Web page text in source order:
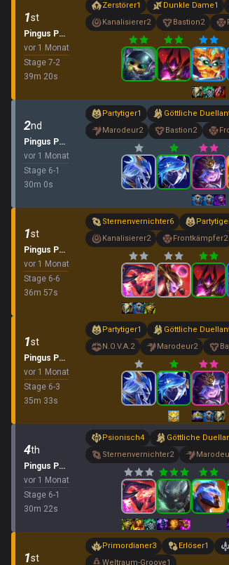
1st
Pingus Party
vor 1 Monat
Stage 7-2
39m 20s
Zerstörer1 Dunkle Dame1
Kanalisierer2 Bastion2
2nd
Pingus Party
vor 1 Monat
Stage 6-1
30m 0s
Partytiger1 Göttliche
Marodeur2 Bastion2
1st
Pingus Party
vor 1 Monat
Stage 6-6
36m 57s
Sternenvernichter6
Kanalisierer2 Frontkämpfer2
1st
Pingus Party
vor 1 Monat
Stage 6-3
35m 33s
Partytiger1 Göttliche
N.O.V.A.2 Marodeur2
4th
Pingus Party
vor 1 Monat
Stage 6-1
30m 22s
Psionisch4 Göttliche
Sternenvernichter2
1st
Primordianer3 Erlöser1
Weltraum-Groove1